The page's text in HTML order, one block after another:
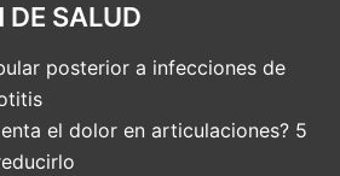
DE SALUD
posterior a infecciones de
el dolor en articulaciones? 5